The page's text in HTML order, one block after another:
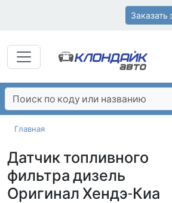
Заказать
Главная
Датчик топливного
фильтра дизель
Оригинал Хендэ-Киа